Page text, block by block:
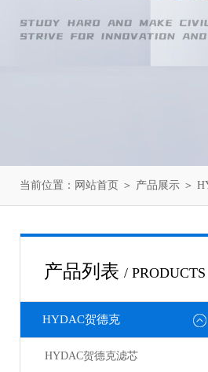
当前位置： 网站首页 ＞ 产品展示 ＞
产品列表 / PRODUCTS
HYDAC贺德克
HYDAC贺德克滤芯